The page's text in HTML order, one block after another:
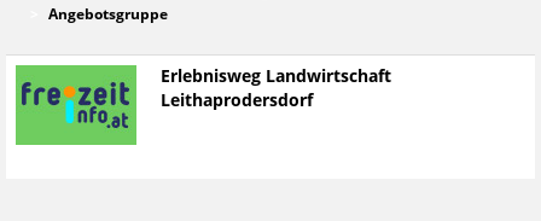
Angebotsgruppe
Erlebnisweg Landwirtschaft
Leithaprodersdorf